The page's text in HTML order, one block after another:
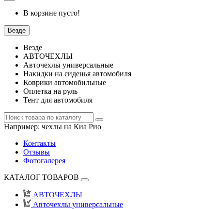
В корзине пусто!
Везде
Везде
АВТОЧЕХЛЫ
Авточехлы универсальные
Накидки на сиденья автомобиля
Коврики автомобильные
Оплетка на руль
Тент для автомобиля
Например: чехлы на Киа Рио
Контакты
Отзывы
Фотогалерея
КАТАЛОГ ТОВАРОВ
АВТОЧЕХЛЫ
Авточехлы универсальные